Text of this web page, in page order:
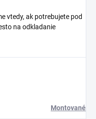
vtedy, ak potrebujete pod
na odkladanie
Montované